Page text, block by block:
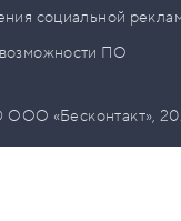
социальной
ПО
ООО «Бесконтакт»,